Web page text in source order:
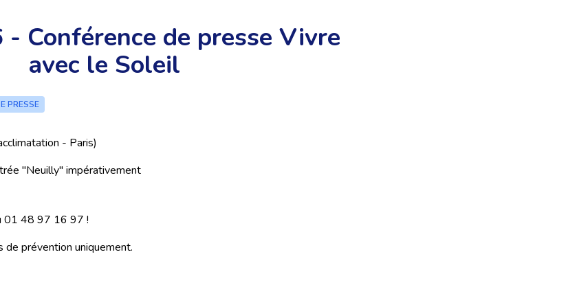
Conférence de presse Vivre
avec le Soleil
PRESSE
- Paris)
"Neuilly" impérativement
01 48 97 16 97 !
de prévention uniquement.